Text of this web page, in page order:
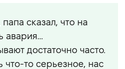
сказал, что на
авария…
достаточно часто.
что-то серьезное, нас